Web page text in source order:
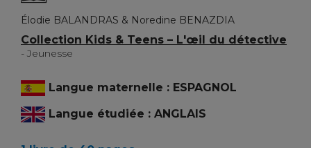
Élodie BALANDRAS & Noredine BENAZDIA
Collection Kids & Teens – L'œil du détective
- Jeunesse
Langue maternelle : ESPAGNOL
Langue étudiée : ANGLAIS